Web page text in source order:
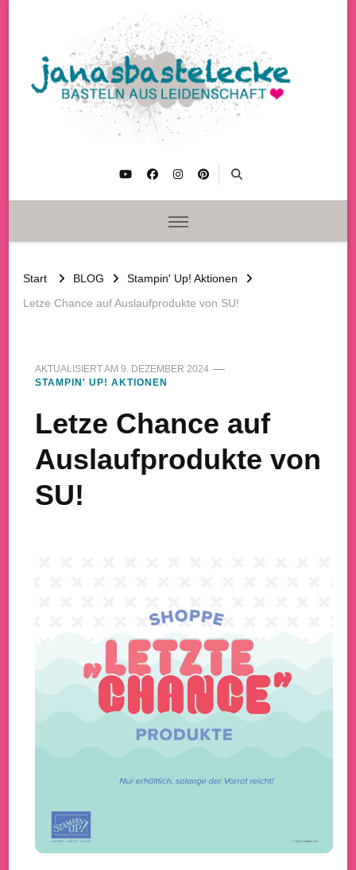
Start BLOG
Stampin' Up! Aktionen
Letze Chance auf Auslaufprodukte von SU!
AKTUALISIERT AM 9. DEZEMBER 2024
STAMPIN' UP! AKTIONEN
Letze Chance auf
Auslaufprodukte von
SU!